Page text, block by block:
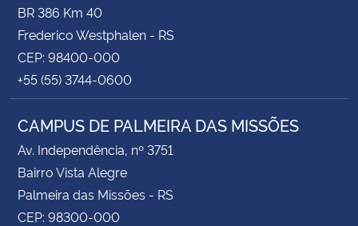
BR 386 Km 40
Frederico Westphalen - RS
CEP: 98400-000
+55 (55) 3744-0600
CAMPUS DE PALMEIRA DAS MISSÕES
Av. Independência, nº 3751
Bairro Vista Alegre
Palmeira das Missões - RS
CEP: 98300-000